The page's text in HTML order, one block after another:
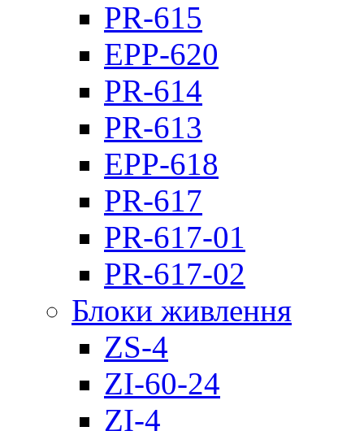
PR-615
EPP-620
PR-614
PR-613
EPP-618
PR-617
PR-617-01
PR-617-02
Блоки живлення
ZS-4
ZI-60-24
ZI-4